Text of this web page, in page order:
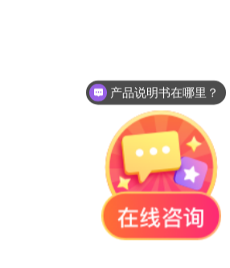
产品说明书在哪里？